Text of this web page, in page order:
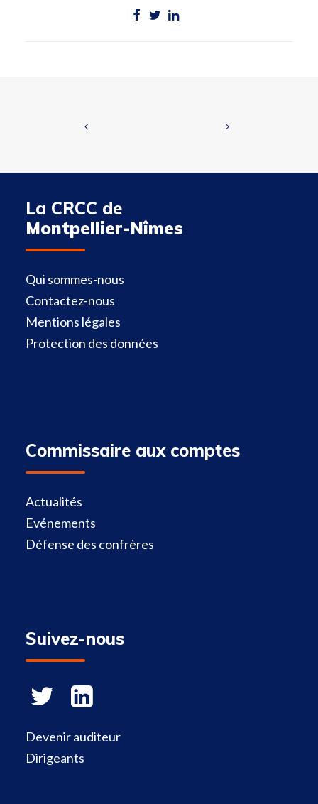
La CRCC de
Montpellier-Nîmes
Qui sommes-nous
Contactez-nous
Mentions légales
Protection des données
Commissaire aux comptes
Actualités
Evénements
Défense des confrères
Suivez-nous
Devenir auditeur
Dirigeants